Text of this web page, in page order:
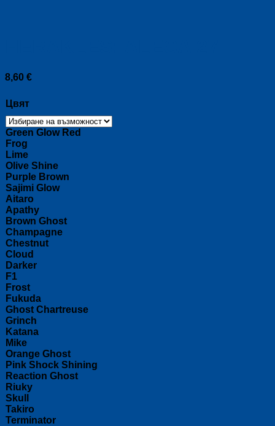
8,60 €
Цвят
Green Glow Red
Frog
Lime
Olive Shine
Purple Brown
Sajimi Glow
Aitaro
Apathy
Brown Ghost
Champagne
Chestnut
Cloud
Darker
F1
Frost
Fukuda
Ghost Chartreuse
Grinch
Katana
Mike
Orange Ghost
Pink Shock Shining
Reaction Ghost
Riuky
Skull
Takiro
Terminator